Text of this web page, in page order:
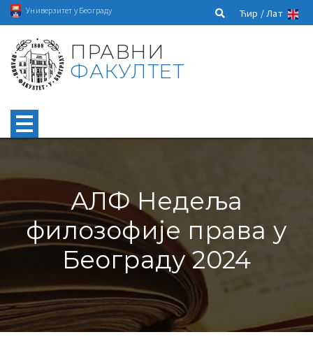
Универзитет у Београду Ћир /Лат
ПРАВНИ
ФАКУЛТЕТ
АЛФ Недеља
филозофије права у
Београду 2024